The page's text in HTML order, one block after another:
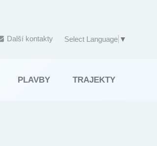
PLAVBY TRAJEKTY
Další kontakty Select Language ▼